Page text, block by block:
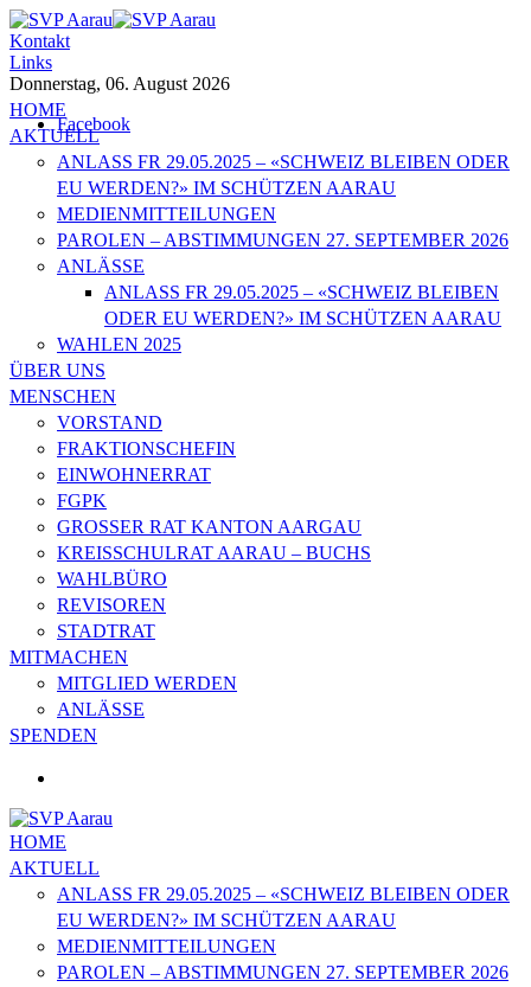
Kontakt
Links
Donnerstag, 06. August 2026
Facebook
HOME
AKTUELL
ANLASS FR 29.05.2025 – «SCHWEIZ BLEIBEN ODER
EU WERDEN?» IM SCHÜTZEN AARAU
MEDIENMITTEILUNGEN
PAROLEN – ABSTIMMUNGEN 27. SEPTEMBER 2026
ANLÄSSE
ANLASS FR 29.05.2025 – «SCHWEIZ BLEIBEN
ODER EU WERDEN?» IM SCHÜTZEN AARAU
WAHLEN 2025
ÜBER UNS
MENSCHEN
VORSTAND
FRAKTIONSCHEFIN
EINWOHNERRAT
FGPK
GROSSER RAT KANTON AARGAU
KREISSCHULRAT AARAU – BUCHS
WAHLBÜRO
REVISOREN
STADTRAT
MITMACHEN
MITGLIED WERDEN
ANLÄSSE
SPENDEN
HOME
AKTUELL
ANLASS FR 29.05.2025 – «SCHWEIZ BLEIBEN ODER
EU WERDEN?» IM SCHÜTZEN AARAU
MEDIENMITTEILUNGEN
PAROLEN – ABSTIMMUNGEN 27. SEPTEMBER 2026